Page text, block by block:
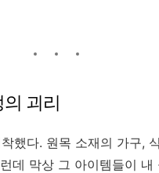
괴리
했다. 원목 소재의 가구,
데 막상 그 아이템들이